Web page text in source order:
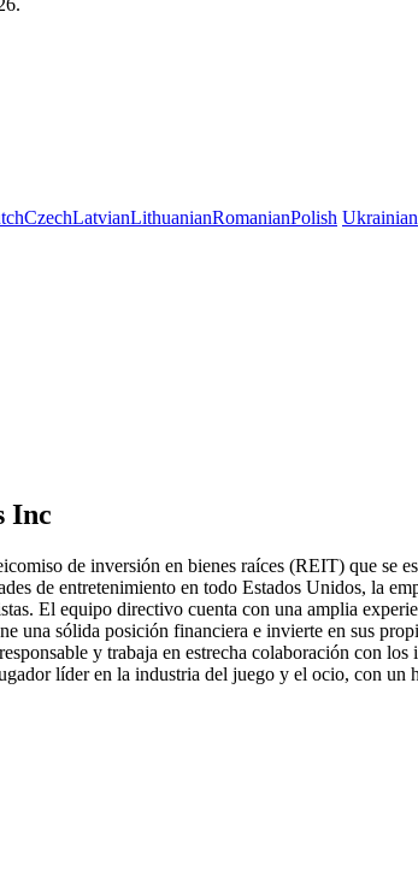
CzechLatvianLithuanianRomanianPolish Ukrainian
Inc
de inversión en bienes raíces (REIT) que se
de entretenimiento en todo Estados Unidos, la
El equipo directivo cuenta con una amplia
una sólida posición financiera e invierte en sus
y trabaja en estrecha colaboración con
líder en la industria del juego y el ocio, con